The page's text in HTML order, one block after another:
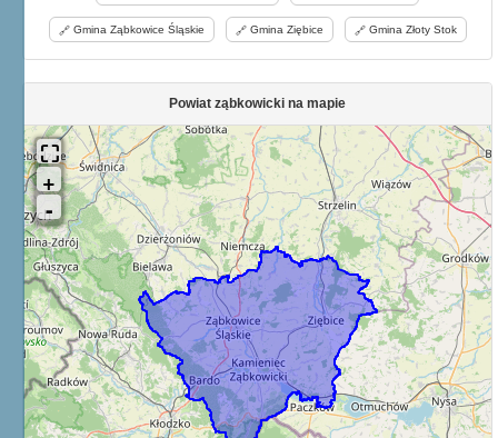
Gmina Ząbkowice Śląskie Gmina Ziębice Gmina Złoty Stok
Powiat ząbkowicki na mapie